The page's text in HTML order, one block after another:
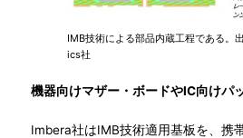
IMB技術による部品内蔵工程である。
ics社
機器向けマザー・ボードやIC向けパ
Imbera社はIMB技術適用基板を、携